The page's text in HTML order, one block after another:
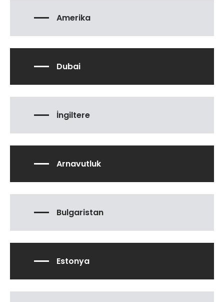
Amerika
Dubai
İngiltere
Arnavutluk
Bulgaristan
Estonya